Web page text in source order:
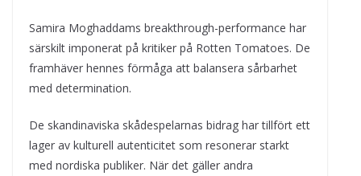
Samira Moghaddams breakthrough-performance har
särskilt imponerat på kritiker på Rotten Tomatoes. De
framhäver hennes förmåga att balansera sårbarhet
med determination.
De skandinaviska skådespelarnas bidrag har tillfört ett
lager av kulturell autenticitet som resonerar starkt
med nordiska publiker. När det gäller andra